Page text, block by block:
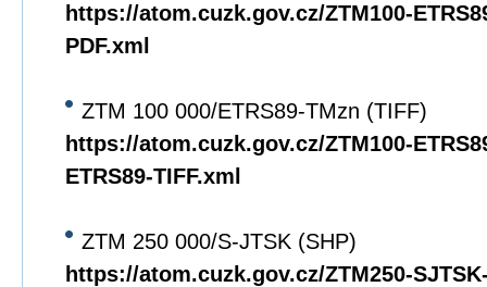
https://atom.cuzk.gov.cz/ZTM100-
PDF.xml
ZTM 100 000/ETRS89-TMzn (TIFF)
https://atom.cuzk.gov.cz/ZTM100-
ETRS89-TIFF.xml
ZTM 250 000/S-JTSK (SHP)
https://atom.cuzk.gov.cz/ZTM250-